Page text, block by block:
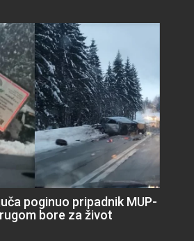
poginuo pripadnik MUP-
bore za život